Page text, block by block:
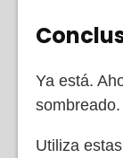
Ya está.
sombreado.
Utiliza